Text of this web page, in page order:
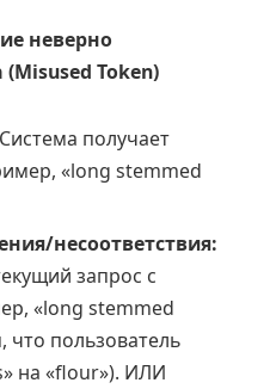
неверно
Token)
Система получает
«long stemmed
несоответствия:
запрос с
«long stemmed
что пользователь
на «flour»). ИЛИ